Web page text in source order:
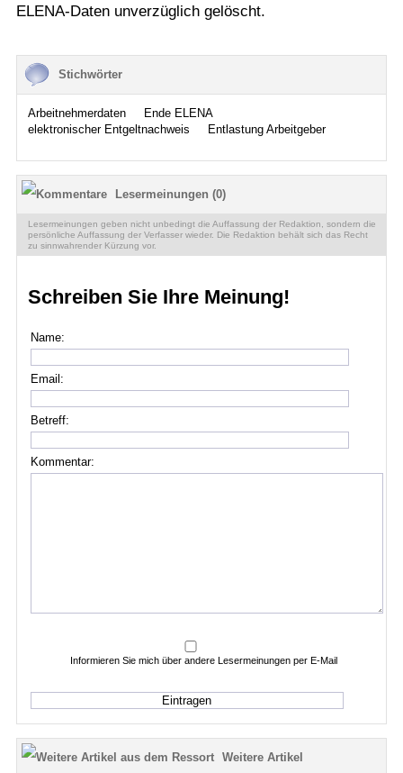
ELENA-Daten unverzüglich gelöscht.
Stichwörter
Arbeitnehmerdaten
Ende ELENA
elektronischer Entgeltnachweis
Entlastung Arbeitgeber
Lesermeinungen (0)
Lesermeinungen geben nicht unbedingt die Auffassung der Redaktion, sondern die
persönliche Auffassung der Verfasser wieder. Die Redaktion behält sich das Recht
zu sinnwahrender Kürzung vor.
Schreiben Sie Ihre Meinung!
Name:
Email:
Betreff:
Kommentar:
Informieren Sie mich über andere Lesermeinungen per E-Mail
Weitere Artikel